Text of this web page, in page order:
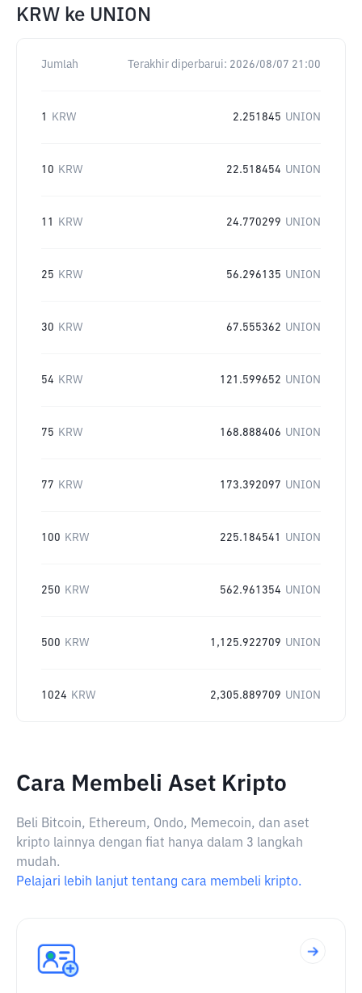
KRW ke UNION
Jumlah Terakhir diperbarui: 2026/08/07 21:00
1 KRW 2.251845 UNION
10 KRW 22.518454 UNION
11 KRW 24.770299 UNION
25 KRW 56.296135 UNION
30 KRW 67.555362 UNION
54 KRW 121.599652 UNION
75 KRW 168.888406 UNION
77 KRW 173.392097 UNION
100 KRW 225.184541 UNION
250 KRW 562.961354 UNION
500 KRW 1,125.922709 UNION
1024 KRW 2,305.889709 UNION
Cara Membeli Aset Kripto
Beli Bitcoin, Ethereum, Ondo, Memecoin, dan aset
kripto lainnya dengan fiat hanya dalam 3 langkah
mudah.
Pelajari lebih lanjut tentang cara membeli kripto.